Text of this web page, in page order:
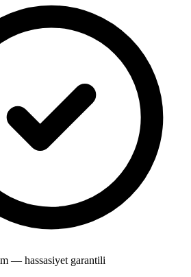
— hassasiyet garantili